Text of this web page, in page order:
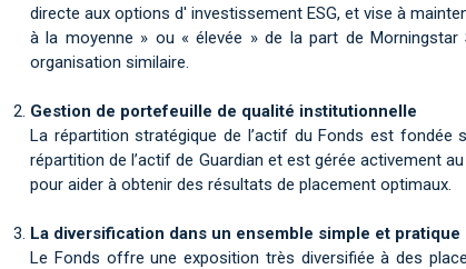
directe aux options d' investissement ESG, et vise à
à la moyenne » ou « élevée » de la part de Morningstar
organisation similaire.
Gestion de portefeuille de qualité institutionnelle
La répartition stratégique de l’actif du Fonds est fondée
répartition de l’actif de Guardian et est gérée activement
pour aider à obtenir des résultats de placement optimaux.
La diversification dans un ensemble simple et pratique
Le Fonds offre une exposition très diversifiée à des